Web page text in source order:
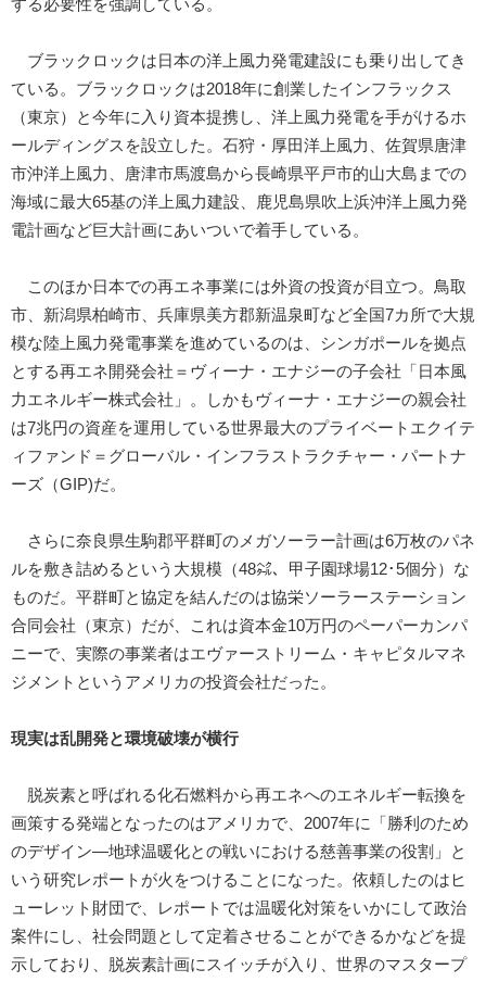
する必要性を強調している。
ブラックロックは日本の洋上風力発電建設にも乗り出してき
ている。ブラックロックは2018年に創業したインフラックス
（東京）と今年に入り資本提携し、洋上風力発電を手がけるホ
ールディングスを設立した。石狩・厚田洋上風力、佐賀県唐津
市沖洋上風力、唐津市馬渡島から長崎県平戸市的山大島までの
海域に最大65基の洋上風力建設、鹿児島県吹上浜沖洋上風力発
電計画など巨大計画にあいついで着手している。
このほか日本での再エネ事業には外資の投資が目立つ。鳥取
市、新潟県柏崎市、兵庫県美方郡新温泉町など全国7カ所で大規
模な陸上風力発電事業を進めているのは、シンガポールを拠点
とする再エネ開発会社＝ヴィーナ・エナジーの子会社「日本風
力エネルギー株式会社」。しかもヴィーナ・エナジーの親会社
は7兆円の資産を運用している世界最大のプライベートエクイテ
ィファンド＝グローバル・インフラストラクチャー・パートナ
ーズ（GIP)だ。
さらに奈良県生駒郡平群町のメガソーラー計画は6万枚のパネ
ルを敷き詰めるという大規模（48㌶、甲子園球場12･5個分）な
ものだ。平群町と協定を結んだのは協栄ソーラーステーション
合同会社（東京）だが、これは資本金10万円のペーパーカンパ
ニーで、実際の事業者はエヴァーストリーム・キャピタルマネ
ジメントというアメリカの投資会社だった。
現実は乱開発と環境破壊が横行
脱炭素と呼ばれる化石燃料から再エネへのエネルギー転換を
画策する発端となったのはアメリカで、2007年に「勝利のため
のデザイン―地球温暖化との戦いにおける慈善事業の役割」と
いう研究レポートが火をつけることになった。依頼したのはヒ
ューレット財団で、レポートでは温暖化対策をいかにして政治
案件にし、社会問題として定着させることができるかなどを提
示しており、脱炭素計画にスイッチが入り、世界のマスタープ